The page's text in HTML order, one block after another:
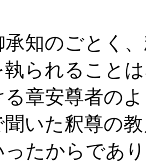
承知のごとく
執られること
る章安尊者の
聞いた釈尊の
ったからであ